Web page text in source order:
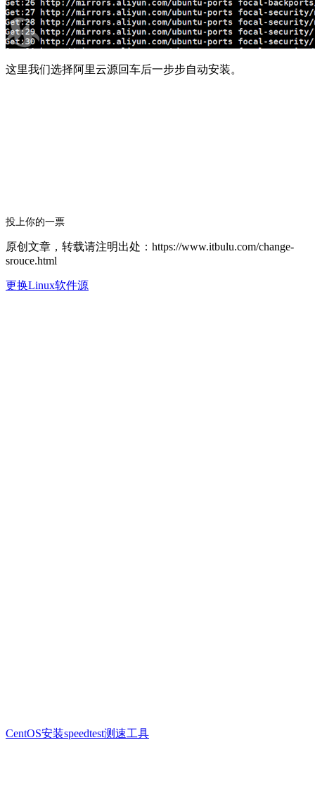
这里我们选择阿里云源回车后一步步自动安装。
投上你的一票
原创文章，转载请注明出处：https://www.itbulu.com/change-
srouce.html
更换Linux软件源
CentOS安装speedtest测速工具